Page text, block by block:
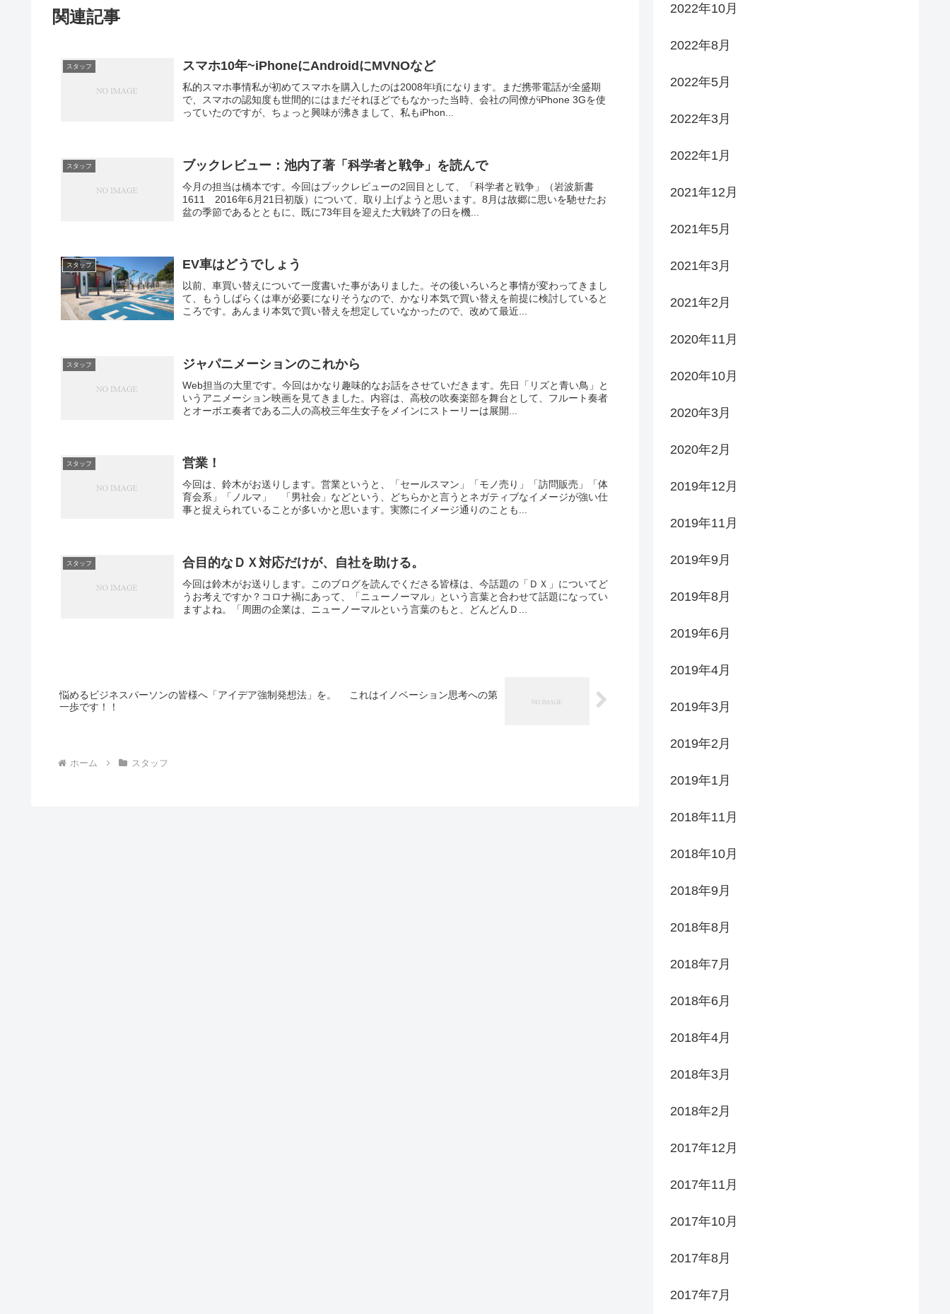
関連記事
スタッフ スマホ10年~iPhoneにAndroidにMVNOなど
私的スマホ事情私が初めてスマホを購入したのは2008年頃になります。まだ携帯電話が全盛期
で、スマホの認知度も世間的にはまだそれほどでもなかった当時、会社の同僚がiPhone 3Gを使
っていたのですが、ちょっと興味が沸きまして、私もiPhon...
スタッフ ブックレビュー：池内了著「科学者と戦争」を読んで
今月の担当は橋本です。今回はブックレビューの2回目として、「科学者と戦争」（岩波新書
1611 2016年6月21日初版）について、取り上げようと思います。8月は故郷に思いを馳せたお
盆の季節であるとともに、既に73年目を迎えた大戦終了の日を機...
スタッフ EV車はどうでしょう
以前、車買い替えについて一度書いた事がありました。その後いろいろと事情が変わってきまし
て、もうしばらくは車が必要になりそうなので、かなり本気で買い替えを前提に検討していると
ころです。あんまり本気で買い替えを想定していなかったので、改めて最近...
スタッフ ジャパニメーションのこれから
Web担当の大里です。今回はかなり趣味的なお話をさせていだきます。先日「リズと青い鳥」と
いうアニメーション映画を見てきました。内容は、高校の吹奏楽部を舞台として、フルート奏者
とオーボエ奏者である二人の高校三年生女子をメインにストーリーは展開...
スタッフ 営業！
今回は、鈴木がお送りします。営業というと、「セールスマン」「モノ売り」「訪問販売」「体
育会系」「ノルマ」 「男社会」などという、どちらかと言うとネガティブなイメージが強い仕
事と捉えられていることが多いかと思います。実際にイメージ通りのことも...
スタッフ 合目的なＤＸ対応だけが、自社を助ける。
今回は鈴木がお送りします。このブログを読んでくださる皆様は、今話題の「ＤＸ」についてど
うお考えですか？コロナ禍にあって、「ニューノーマル」という言葉と合わせて話題になってい
ますよね。「周囲の企業は、ニューノーマルという言葉のもと、どんどんＤ...
悩めるビジネスパーソンの皆様へ「アイデア強制発想法」を。 これはイノベーション思考への第
一歩です！！
ホーム スタッフ
2022年10月
2022年8月
2022年5月
2022年3月
2022年1月
2021年12月
2021年5月
2021年3月
2021年2月
2020年11月
2020年10月
2020年3月
2020年2月
2019年12月
2019年11月
2019年9月
2019年8月
2019年6月
2019年4月
2019年3月
2019年2月
2019年1月
2018年11月
2018年10月
2018年9月
2018年8月
2018年7月
2018年6月
2018年4月
2018年3月
2018年2月
2017年12月
2017年11月
2017年10月
2017年8月
2017年7月